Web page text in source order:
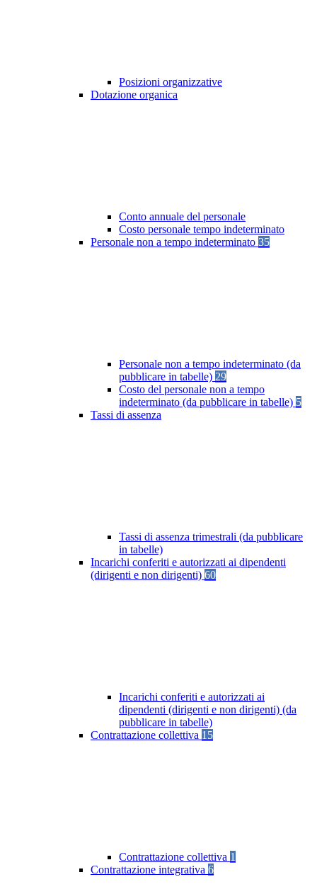
Posizioni organizzative
Dotazione organica
Conto annuale del personale
Costo personale tempo indeterminato
Personale non a tempo indeterminato 35
Personale non a tempo indeterminato (da
pubblicare in tabelle) 29
Costo del personale non a tempo
indeterminato (da pubblicare in tabelle) 5
Tassi di assenza
Tassi di assenza trimestrali (da pubblicare
in tabelle)
Incarichi conferiti e autorizzati ai dipendenti
(dirigenti e non dirigenti) 60
Incarichi conferiti e autorizzati ai
dipendenti (dirigenti e non dirigenti) (da
pubblicare in tabelle)
Contrattazione collettiva 15
Contrattazione collettiva 1
Contrattazione integrativa 6